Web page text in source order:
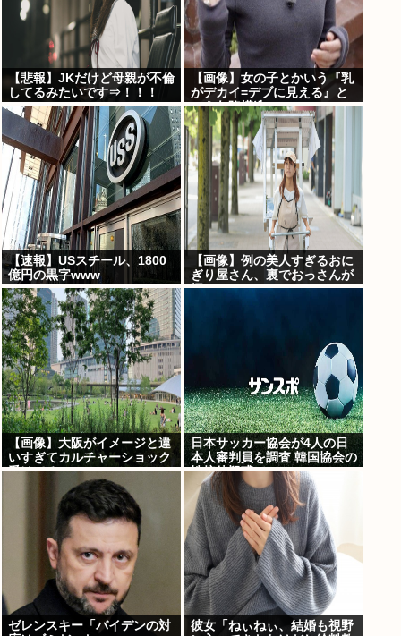
【悲報】JKだけど母親が不倫
してるみたいです⇒！！！
【画像】女の子とかいう『乳
がデカイ=デブに見える』と
いう欠陥構造www
【速報】USスチール、1800
億円の黒字www
【画像】例の美人すぎるおに
ぎり屋さん、裏でおっさんが
握っていたwww
【画像】大阪がイメージと違
いすぎてカルチャーショック
受けてる
日本サッカー協会が4人の日
本人審判員を調査 韓国協会の
性接待疑惑で
ゼレンスキー「バイデンの対
彼女「ねぃねぃ、結婚も視野